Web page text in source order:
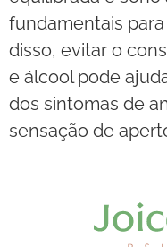
fundamentais
disso, evitar o
e álcool pode
dos sintomas de
sensação de